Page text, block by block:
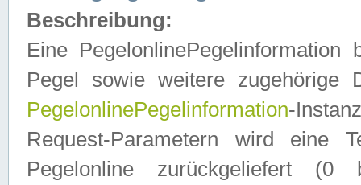
Beschreibung:
Eine
Pegel sowie weitere zugehörige
PegelonlinePegelinformation-
Request-Parametern wird eine
Pegelonline zurückgeliefert